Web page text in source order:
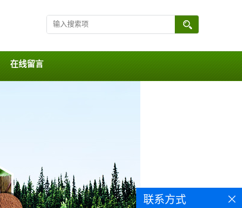
在线留言
联系方式